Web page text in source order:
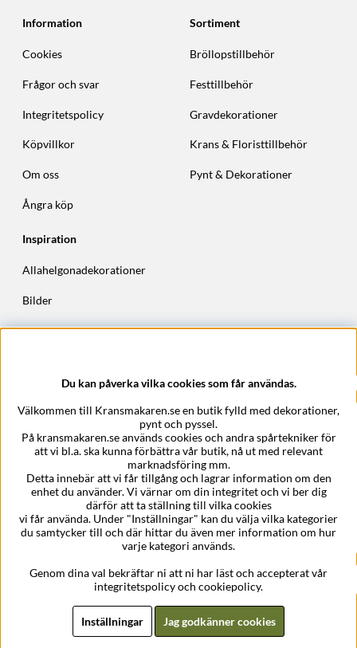
Information
Cookies
Frågor och svar
Integritetspolicy
Köpvillkor
Om oss
Ångra köp
Sortiment
Bröllopstillbehör
Festtillbehör
Gravdekorationer
Krans & Floristtillbehör
Pynt & Dekorationer
Inspiration
Allahelgonadekorationer
Bilder
Höstkransar
Epost:support@kransmakaren.se
Du kan påverka vilka cookies som får användas.
Välkommen till Kransmakaren.se en butik fylld med dekorationer,
pynt och pyssel.
På kransmakaren.se används cookies och andra spårtekniker för
att vi bl.a. ska kunna förbättra vår butik, nå ut med relevant
marknadsföring mm.
Detta innebär att vi får tillgång och lagrar information om den
enhet du använder. Vi värnar om din integritet och vi ber dig
därför att ta ställning till vilka cookies
vi får använda. Under "Inställningar" kan du välja vilka kategorier
du samtycker till och där hittar du även mer information om hur
varje kategori används.
Genom dina val bekräftar ni att ni har läst och accepterat vår
integritetspolicy och cookiepolicy.
Inställningar Jag godkänner cookies